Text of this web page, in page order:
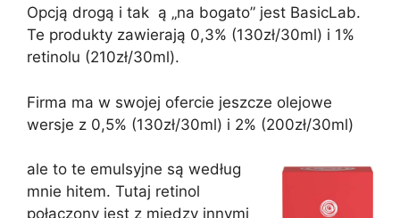
Opcją drogą i tak ą „na bogato” jest BasicLab.
Te produkty zawierają 0,3% (130zł/30ml) i 1%
retinolu (210zł/30ml).
Firma ma w swojej ofercie jeszcze olejowe
wersje z 0,5% (130zł/30ml) i 2% (200zł/30ml)
ale to te emulsyjne są według
mnie hitem. Tutaj retinol
połączony jest z między innymi